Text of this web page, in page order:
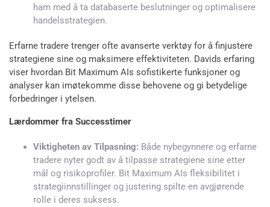
ham med å ta databaserte beslutninger og optimalisere
handelsstrategien.
Erfarne tradere trenger ofte avanserte verktøy for å finjustere
strategiene sine og maksimere effektiviteten. Davids erfaring
viser hvordan Bit Maximum AIs sofistikerte funksjoner og
analyser kan imøtekomme disse behovene og gi betydelige
forbedringer i ytelsen.
Lærdommer fra Successtimer
Viktigheten av Tilpasning: Både nybegynnere og erfarne
tradere nyter godt av å tilpasse strategiene sine etter
mål og risikoprofiler. Bit Maximum AIs fleksibilitet i
strategiinnstillinger og justering spilte en avgjørende
rolle i deres suksess.